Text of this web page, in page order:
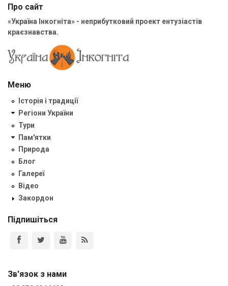
Про сайт
«Україна Інкогніта» - неприбутковий проект ентузіастів
краєзнавства.
Меню
Історія і традиції
Регіони України
Тури
Пам'ятки
Природа
Блог
Галереї
Відео
Закордон
Підпишіться
Зв'язок з нами